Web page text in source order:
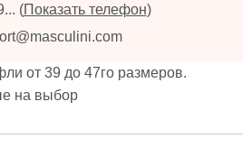
(Показать телефон)
от 39 до 47го размеров.
на выбор